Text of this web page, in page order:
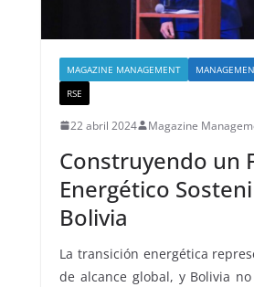
MAGAZINE MANAGEMENT
RSE
22 abril 2024 Magazine
Construyendo un
Energético
Bolivia
La transición energética
de alcance global, y Bolivia